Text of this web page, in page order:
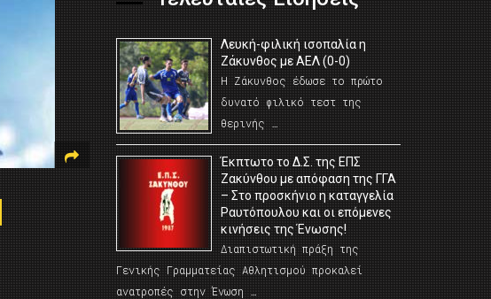
Λευκή-φιλική ισοπαλία η
Ζάκυνθος με ΑΕΛ (0-0)
Η Ζάκυνθος έδωσε το πρώτο
δυνατό φιλικό τεστ της
θερινής …
Έκπτωτο το Δ.Σ. της ΕΠΣ
Ζακύνθου με απόφαση της ΓΓΑ
– Στο προσκήνιο η καταγγελία
Ραυτόπουλου και οι επόμενες
κινήσεις της Ένωσης!
Διαπιστωτική πράξη της
Γενικής Γραμματείας Αθλητισμού προκαλεί
ανατροπές στην Ένωση …